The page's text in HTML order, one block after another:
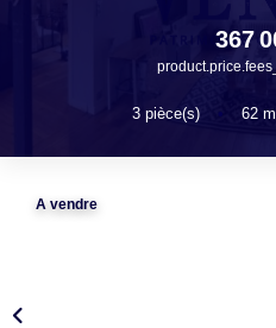
NOTRE
367
3 pièce(s) 62
A vendre